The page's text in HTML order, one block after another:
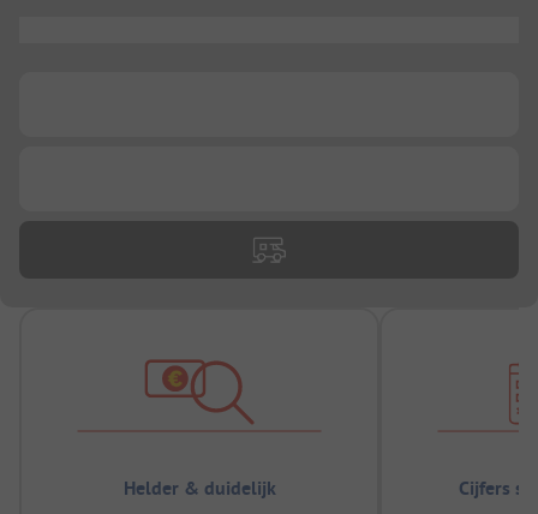
Helder & duidelijk Cijfers